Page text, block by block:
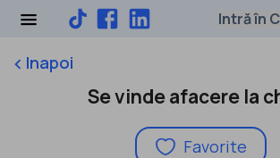
Intră în
keyboard_arrow_leftInapoi
Se vinde afacere la
Favorite